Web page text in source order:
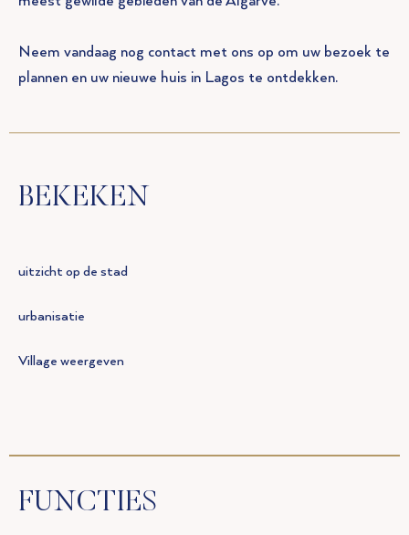
Neem vandaag nog contact met ons op om uw bezoek te
plannen en uw nieuwe huis in Lagos te ontdekken.
BEKEKEN
uitzicht op de stad
urbanisatie
Village weergeven
FUNCTIES